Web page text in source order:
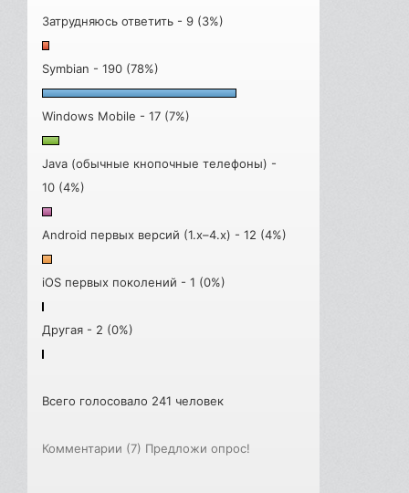
Затрудняюсь ответить - 9 (3%)
Symbian - 190 (78%)
Windows Mobile - 17 (7%)
Java (обычные кнопочные телефоны) -
10 (4%)
Android первых версий (1.x–4.x) - 12 (4%)
iOS первых поколений - 1 (0%)
Другая - 2 (0%)
Всего голосовало 241 человек
Комментарии (7) Предложи опрос!